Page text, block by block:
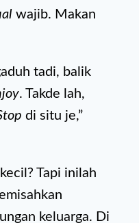
wajib. Makan
tadi, balik
. Takde lah,
di situ je,”
Tapi inilah
keluarga. Di